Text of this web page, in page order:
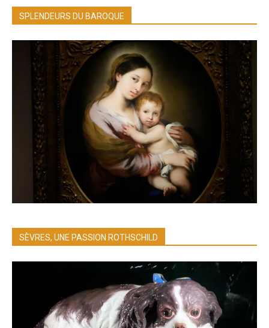
SPLENDEURS DU BAROQUE
SÈVRES, UNE PASSION ROTHSCHILD